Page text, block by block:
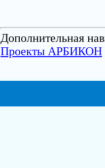
Дополнительная
Проекты АРБИКОН